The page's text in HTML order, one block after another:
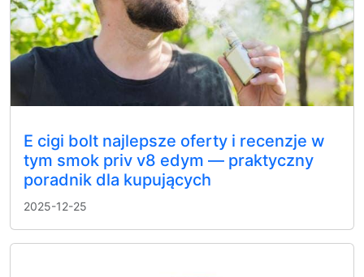
E cigi bolt najlepsze oferty i recenzje w
tym smok priv v8 edym — praktyczny
poradnik dla kupujących
2025-12-25